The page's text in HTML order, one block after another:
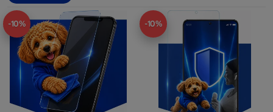
-10% -10%